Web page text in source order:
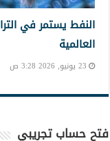
النفط يستمر في
العالمية
23 يونيو, 2026 3:28 ص
فتح حساب تجريبي